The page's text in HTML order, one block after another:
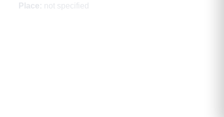
Place: not specified